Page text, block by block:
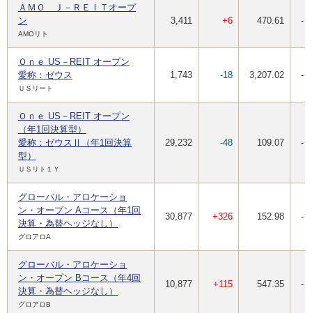
ＡＭＯ Ｊ－ＲＥＩＴオープ
ン
AMOリト
3,411 +6 470.61 -
Ｏｎｅ US－REIT オープン
愛称：ゼウス
ＵＳリート
1,743 -18 3,207.02 -
Ｏｎｅ US－REIT オープン
（年1回決算型）
愛称：ゼウスⅡ（年1回決算
型）
ＵＳリト１Ｙ
29,232 -48 109.07 -
グローバル・アロケーショ
ン・オープン Aコース（年1回
決算・為替ヘッジなし）
グロアロA
30,877 +326 152.98 -
グローバル・アロケーショ
ン・オープン Bコース（年4回
決算・為替ヘッジなし）
グロアロB
10,877 +115 547.35 -